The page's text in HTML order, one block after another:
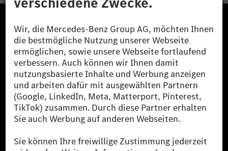
Die Mercedes-Benz Group.
Die Mercedes-Benz Group AG (ehemals Daimler AG)
ist eines der erfolgreichsten Automobilunternehmen
der Welt. Mit der Mercedes-Benz AG gehören wir zu
den größten Anbietern von Premium- und Luxus-Pkw
und Vans. Die Mercedes-Benz Mobility AG bietet
Finanzierung, Leasing, Fahrzeugabos und –miete,
Flottenmanagement, digitale Services rund um Laden
und Bezahlen, die Vermittlung von Versicherungen
sowie innovative Mobilitätsdienstleistungen an.